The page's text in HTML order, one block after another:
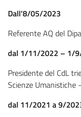
Dall’8/05/2023
Referente AQ del
dal 1/11/2022 – 1/
Presidente del CdL
Scienze Umanistiche
dal 11/2021 a 9/